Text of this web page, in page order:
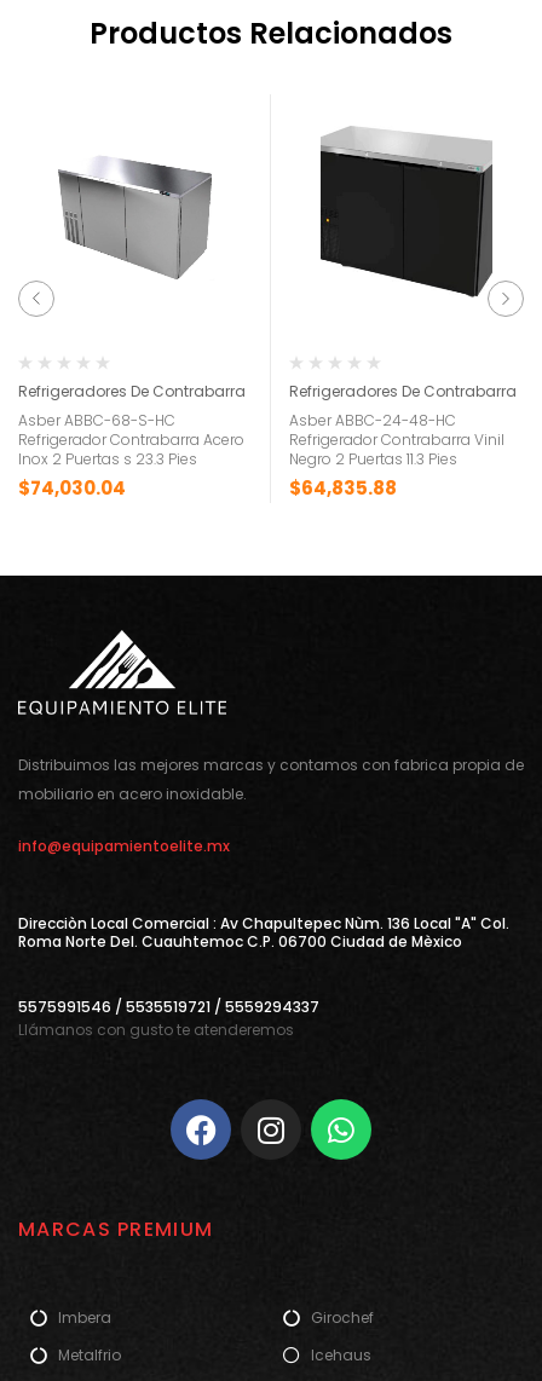
Productos Relacionados
Refrigeradores De Contrabarra
Asber ABBC-68-S-HC
Refrigerador Contrabarra Acero
Inox 2 Puertas s 23.3 Pies
$74,030.04
Refrigeradores De Contrabarra
Asber ABBC-24-48-HC
Refrigerador Contrabarra Vinil
Negro 2 Puertas 11.3 Pies
$64,835.88
Distribuimos las mejores marcas y contamos con fabrica propia de
mobiliario en acero inoxidable.
info@equipamientoelite.mx
Direcciòn Local Comercial : Av Chapultepec Nùm. 136 Local "A" Col.
Roma Norte Del. Cuauhtemoc C.P. 06700 Ciudad de Mèxico
5575991546 / 5535519721 / 5559294337
Llámanos con gusto te atenderemos
MARCAS PREMIUM
Imbera
Metalfrio
Girochef
Icehaus